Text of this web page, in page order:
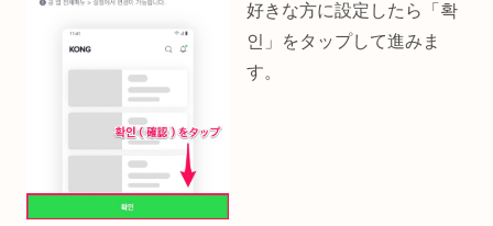
好きな方に設定したら「확
인」をタップして進みま
す。